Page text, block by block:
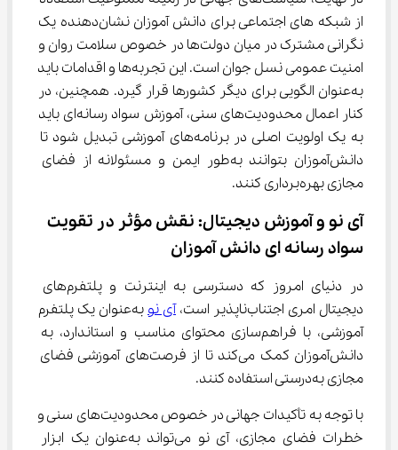
از شبکه ‌های اجتماعی برای دانش‌ آموزان نشان‌دهنده یک
نگرانی مشترک در میان دولت‌ها در خصوص سلامت روان و
امنیت عمومی نسل جوان است. این تجربه‌ها و اقدامات باید
به‌عنوان الگویی برای دیگر کشورها قرار گیرد. همچنین، در
کنار اعمال محدودیت‌های سنی، آموزش سواد رسانه‌ای باید
به یک اولویت اصلی در برنامه‌های آموزشی تبدیل شود تا
دانش‌آموزان بتوانند به‌طور ایمن و مسئولانه از فضای
مجازی بهره‌برداری کنند.
آی ‌نو و آموزش دیجیتال: نقش مؤثر در تقویت
سواد رسانه‌ ای دانش ‌آموزان
در دنیای امروز که دسترسی به اینترنت و پلتفرم‌های
دیجیتال امری اجتناب‌ناپذیر است،
آی ‌نو
به‌عنوان یک پلتفرم
آموزشی، با فراهم‌سازی محتوای مناسب و استاندارد، به
دانش‌آموزان کمک می‌کند تا از فرصت‌های آموزشی فضای
مجازی به‌درستی استفاده کنند.
با توجه به تأکیدات جهانی در خصوص محدودیت‌های سنی و
خطرات فضای مجازی، آی ‌نو می‌تواند به‌عنوان یک ابزار